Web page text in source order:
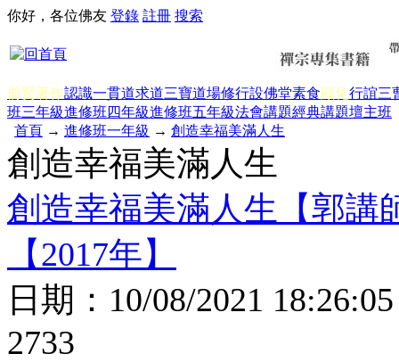
你好，各位佛友 登錄 註冊 搜索
前賢著作認識一貫道求道三寶道場修行設佛堂素食顯化行誼三
班三年級進修班四年級進修班五年級法會講題經典講題壇主班
首頁 → 進修班一年級 → 創造幸福美滿人生
創造幸福美滿人生
創造幸福美滿人生【郭講
【2017年】
日期： 10/08/2021 18:26:05
2733